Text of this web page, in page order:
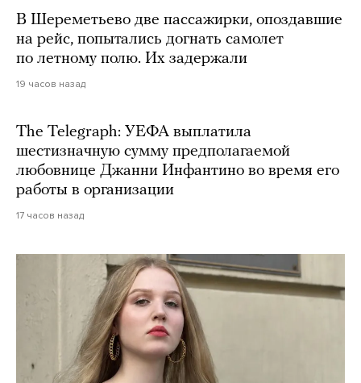
В Шереметьево две пассажирки, опоздавшие
на рейс, попытались догнать самолет
по летному полю. Их задержали
19 часов назад
The Telegraph: УЕФА выплатила
шестизначную сумму предполагаемой
любовнице Джанни Инфантино во время его
работы в организации
17 часов назад